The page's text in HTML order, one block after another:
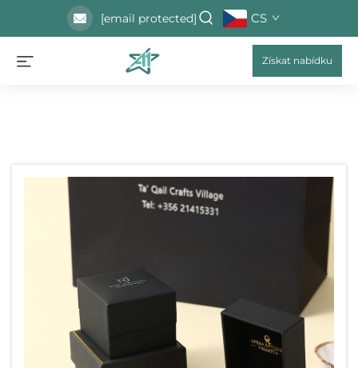
[email protected] CS
Získat nabídku